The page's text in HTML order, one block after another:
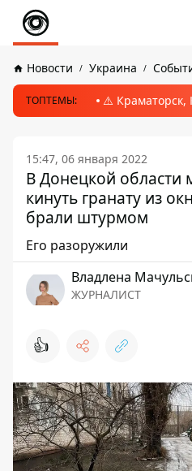
Новости Украина
ТОПТЕМЫ: ⚠️ Краматорск,
15:47, 06 января 2022
В Донецкой области
кинуть гранату из
брали штурмом
Его разоружили
Владлена
ЖУРНАЛИСТ
👍